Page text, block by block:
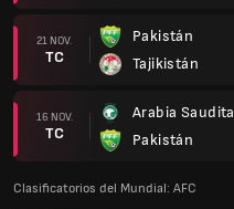
21 NOV.
TC
Pakistán
Tajikistán
16 NOV.
TC
Arabia Saudita
Pakistán
Clasificatorios del Mundial: AFC